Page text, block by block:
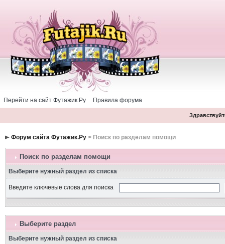
Перейти на сайт Футажик.Ру Правила форума
Форум сайта Футажик.Ру> Поиск по разделам помощи
Поиск по разделам помощи
Выберите нужный раздел из списка
Введите ключевые слова для поиска
Выберите раздел
Выберите нужный раздел из списка